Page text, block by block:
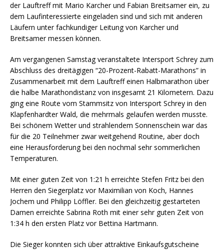
der Lauftreff mit Mario Karcher und Fabian Breitsamer ein, zu
dem Laufinteressierte eingeladen sind und sich mit anderen
Läufern unter fachkundiger Leitung von Karcher und
Breitsamer messen können.
Am vergangenen Samstag veranstaltete Intersport Schrey zum
Abschluss des dreitägigen “20-Prozent-Rabatt-Marathons” in
Zusammenarbeit mit dem Lauftreff einen Halbmarathon über
die halbe Marathondistanz von insgesamt 21 Kilometern. Dazu
ging eine Route vom Stammsitz von Intersport Schrey in den
Klapfenhardter Wald, die mehrmals gelaufen werden musste.
Bei schönem Wetter und strahlendem Sonnenschein war das
für die 20 Teilnehmer zwar weitgehend Routine, aber doch
eine Herausforderung bei den nochmal sehr sommerlichen
Temperaturen.
Mit einer guten Zeit von 1:21 h erreichte Stefen Fritz bei den
Herren den Siegerplatz vor Maximilian von Koch, Hannes
Jochem und Philipp Löffler. Bei den gleichzeitig gestarteten
Damen erreichte Sabrina Roth mit einer sehr guten Zeit von
1:34 h den ersten Platz vor Bettina Hartmann.
Die Sieger konnten sich über attraktive Einkaufsgutscheine